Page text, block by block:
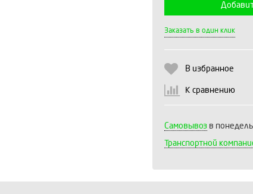
Заказать в один клик
В избранное
К сравнению
Самовывоз в
Транспортной